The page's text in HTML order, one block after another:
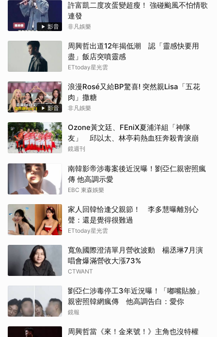
影音
許富凱二度攻蛋變超瘦！ 強碰颱風不怕情歌
連發
非凡娛樂
周興哲出道12年揭低潮 認「靈感快要用
盡」飯店突噴靈感
ETtoday星光雲
影音
浪漫Rosé又給BP驚喜! 突然親Lisa「五花
肉」撒糖
非凡娛樂
Ozone黃文廷、FEniX夏浦洋組「神隊
友」 邱以太、林亭莉熱血狂奔殺青淚崩
鏡週刊
南韓影帝涉毒案後近況曝！劉亞仁親密照瘋
傳 他高調示愛
EBC 東森娛樂
家人回韓恰逢父親節！ 李多慧曝離別心
聲：還是覺得很難過
ETtoday星光雲
寬魚國際澄清單月營收波動 楊丞琳7月演
唱會爆滿營收大漲73%
CTWANT
劉亞仁涉毒停工3年近況曝！「嘟嘴貼臉」
親密照韓網瘋傳 他高調告白：愛你
鏡報
周興哲當《來！金來號！》主角也沒特權